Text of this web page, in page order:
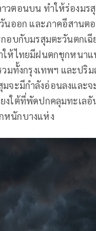
ตอนบน ทำให้ร่องมร
นออก และภาคอีสานต
อบกับมรสุมตะวันตกเ
ให้ไทยมีฝนตกชุกหนา
มทั้งกรุงเทพฯ และป
มจะมีกำลังอ่อนลงแล
ใต้ที่พัดปกคลุมทะเลอั
หนักบางแห่ง